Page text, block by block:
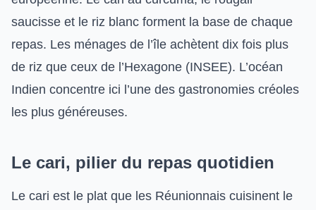
saucisse et le riz blanc forment la base de chaque
repas. Les ménages de l’île achètent dix fois plus
de riz que ceux de l’Hexagone (INSEE). L’océan
Indien concentre ici l’une des gastronomies créoles
les plus généreuses.
Le cari, pilier du repas quotidien
Le cari est le plat que les Réunionnais cuisinent le